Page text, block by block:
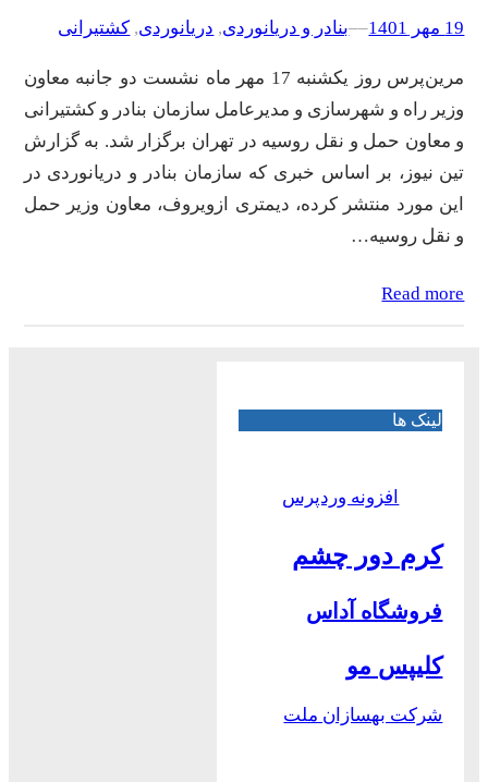
19 مهر 1401 –
–بنادر و دریانوردی, دریانوردی, کشتیرانی
مرین‌پرس روز یکشنبه 17 مهر ماه نشست دو جانبه معاون
وزیر راه و شهرسازی و مدیرعامل سازمان بنادر و کشتیرانی
و معاون حمل‌ و نقل روسیه در تهران برگزار شد. به گزارش
تین نیوز، بر اساس خبری که سازمان بنادر و دریانوردی در
این مورد منتشر کرده، دیمتری ازویروف، معاون وزیر حمل
و نقل روسیه…
Read more
لینک ها
افزونه وردپرس
کرم دور چشم
فروشگاه آداس
کلیپس مو
شرکت بهسازان ملت